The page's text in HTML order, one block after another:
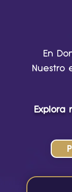
En
Nuestro
Explora